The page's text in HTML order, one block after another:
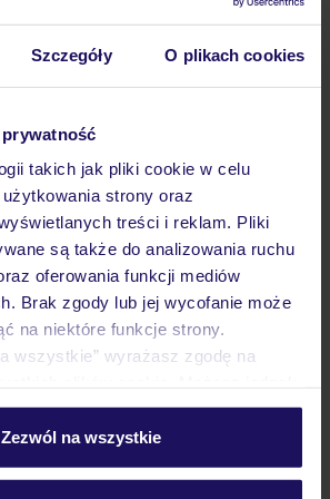
Szczegóły O plikach cookies
takich jak pliki cookie w celu
strony oraz
treści i reklam. Pliki
są także do analizowania ruchu
oferowania funkcji mediów
Brak zgody lub jej wycofanie może
na niektóre funkcje strony.
wszystkie” wyrażasz zgodę na
wybór wchodząc w zakładkę
o plikach cookie znajdziesz
Zezwól na wszystkie